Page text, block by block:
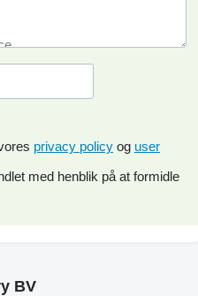
privacy policy og user
med henblik på at formidle
BV